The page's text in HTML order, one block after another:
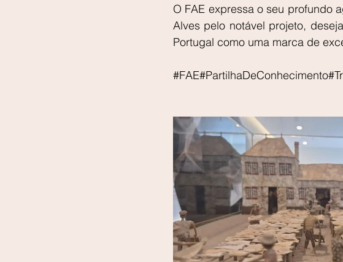
O FAE expressa o seu profundo
Alves pelo notável projeto,
Portugal como uma marca de
#FAE